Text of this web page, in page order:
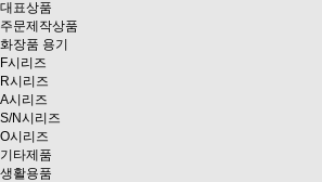
대표상품
주문제작상품
화장품 용기
F시리즈
R시리즈
A시리즈
S/N시리즈
O시리즈
기타제품
생활용품